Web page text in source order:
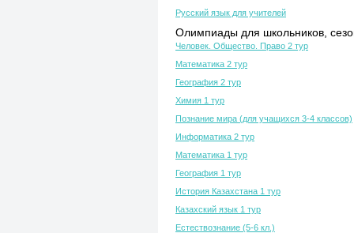
Русский язык для учителей
Олимпиады для школьников,
Человек. Общество. Право 2 тур
Математика 2 тур
География 2 тур
Химия 1 тур
Познание мира (для учащихся 3-4 классов)
Информатика 2 тур
Математика 1 тур
География 1 тур
История Казахстана 1 тур
Казахский язык 1 тур
Естествознание (5-6 кл.)